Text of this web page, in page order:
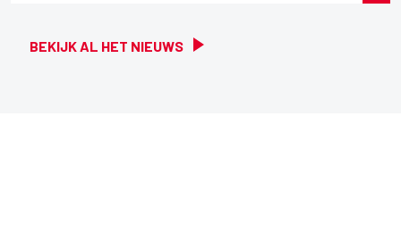
BEKIJK AL HET NIEUWS